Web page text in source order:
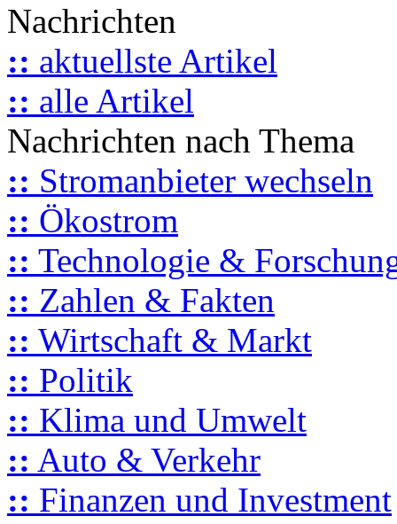
Nachrichten
:: aktuellste Artikel
:: alle Artikel
Nachrichten nach Thema
:: Stromanbieter wechseln
:: Ökostrom
:: Technologie &
:: Zahlen & Fakten
:: Wirtschaft & Markt
:: Politik
:: Klima und Umwelt
:: Auto & Verkehr
:: Finanzen und Investment